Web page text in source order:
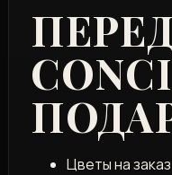
Цветы на